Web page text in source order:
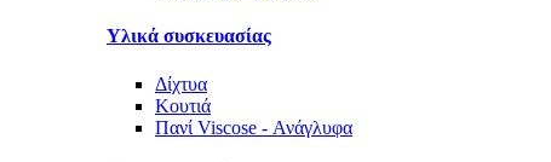
Υλικά συσκευασίας
Δίχτυα
Κουτιά
Πανί Viscose - Ανάγλυφα